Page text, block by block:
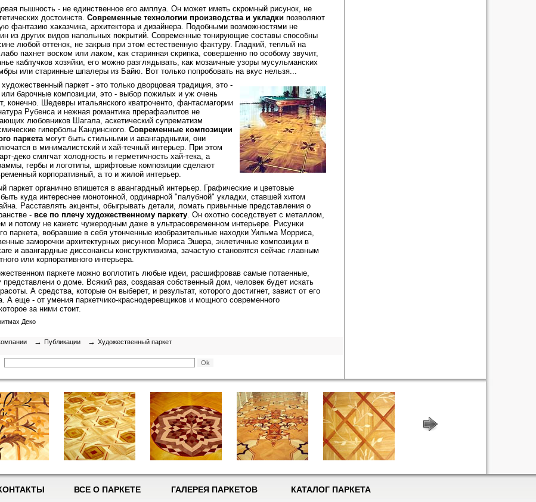
пышность - не единственное его амплуа. Он может иметь cкромный рисунок, не
достоинств. Современные технологии производства и укладки позволяют
фантазию хаказчика, архитектора и дизайнера. Подобными возможностями не
из других видов напольных покрытий. Современные тонирующие составы способны
любой оттенок, не закрыв при этом естественную фактуру. Гладкий, теплый на
пахнет воском или лаком, как старинная скрипка, совершенно по особому звучит,
каблучков хозяйки, его можно разглядывать, как мозаичные узоры мусульманских
или старинные шпалеры из Байю. Вот только попробовать на вкус нельзя...
паркет - это только дворцовая традиция, это -
барочные композиции, это - выбор пожилых и уж очень
конечно. Шедевры итальянского кватроченто, фантасмагории
Рубенса и нежная романтика прерафаэлитов не
любовников Шагала, аскетический супрематизм
гиперболы Кандинского. Современные композиции
паркетамогут быть стильными и авангардными, они
в минималистский и хай-течный интерьер. При этом
деко смягчат холодность и герметичность хай-тека, а
гербы и логотипы, шрифтовые композиции сделают
корпоративный, а то и жилой интерьер.
паркет органично впишется в авангардный интерьер. Графические и цветовые
куда интереснее монотонной, ординарной "палубной" укладки, ставшей хитом
Расставлять акценты, обыгрывать детали, ломать привычные представления о
- все по плечу художественному паркету. Он охотно соседствует с металлом,
и потому не кажетс чужеродным даже в ультрасовременном интерьере. Рисунки
паркета, вобравшие в себя утонченные изобразительные находки Уильма Морриса,
заморочки архитектурных рисунков Мориса Эшера, эклетичные композиции в
и авангардные диссонансы конструктивизма, зачастую становятся сейчас главным
или корпоративного интерьера.
паркете можно воплотить любые идеи, расшифровав самые потаенные,
представлени о доме. Всякий раз, создавая собственный дом, человек будет искать
А средства, которые он выберет, и результат, которого достигнет, завист от его
А еще - от умения паркетчико-краснодеревщиков и мощного современного
за ними стоит.
Деко
→ Публикации → Художественный паркет
ВСЕ О ПАРКЕТЕ ГАЛЕРЕЯ ПАРКЕТОВ КАТАЛОГ ПАРКЕТА